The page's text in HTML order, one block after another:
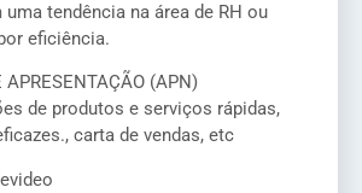
uma tendência na área de RH ou
eficiência.
APRESENTAÇÃO (APN)
de produtos e serviços rápidas,
carta de vendas, etc